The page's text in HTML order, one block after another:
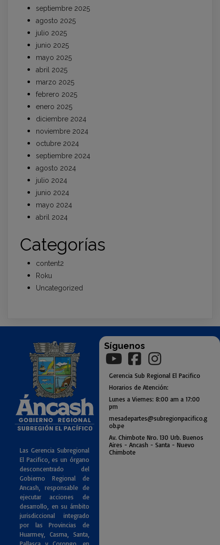
septiembre 2025
agosto 2025
julio 2025
junio 2025
mayo 2025
abril 2025
marzo 2025
febrero 2025
enero 2025
diciembre 2024
noviembre 2024
octubre 2024
septiembre 2024
agosto 2024
julio 2024
junio 2024
mayo 2024
abril 2024
Categorías
content2
Roku
Uncategorized
Las Gerencia Subregional
El Pacifico, es un órgano
desconcentrado del
Gobierno Regional de
Ancash, responsable de
ejecutar acciones de
desarrollo, en su ámbito
jurisdiccional integrado
por las Provincias de
Huarmey, Casma, Santa,
Síguenos
Gerencia Sub Regional El Pacifico
Horarios de Atención:
Lunes a Viernes: 8:00 am a 17:00
pm
mesadepartes@subregionpacifico.g
ob.pe
Av. Chimbote Nro. 130 Urb. Buenos
Aires - Ancash - Santa - Nuevo
Chimbote